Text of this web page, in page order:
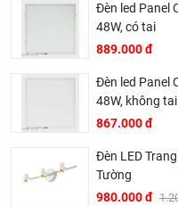
Dịch vụ riêng của Khali
Khảo sát công trình,
khuyên, chú ý, hoặc
hoàn toàn miễn phí.
Bảo trì sản phẩm lên
mòn và thay thế miễn
Bảo trì kiểm tra sản
Đèn led Panel
48W, có tai
889.000 đ
Đèn led Panel
48W, không tai
867.000 đ
Đèn LED
Tường
980.000 đ